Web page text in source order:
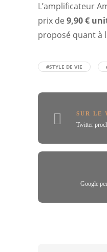
L’amplificateur
prix de 9,90 €
proposé quant à
#STYLE DE VIE
SUR LE
Twitter
Google